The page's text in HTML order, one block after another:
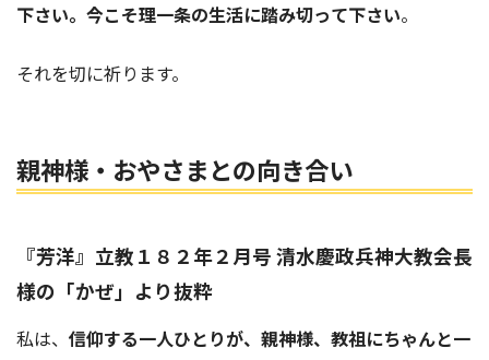
下さい。今こそ理一条の生活に踏み切って下さい。
それを切に祈ります。
親神様・おやさまとの向き合い
『芳洋』立教１８２年２月号 清水慶政兵神大教会長
様の「かぜ」より抜粋
私は、 信仰する一人ひとりが、親神様、教祖にちゃんと一